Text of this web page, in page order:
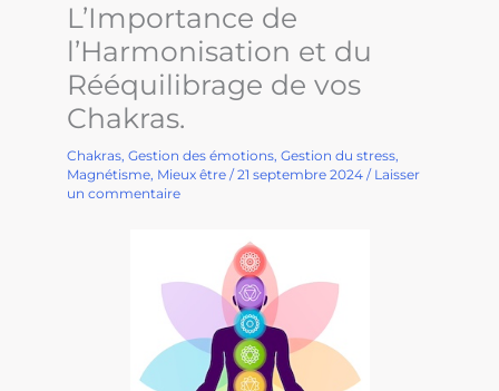
L’Importance de
l’Harmonisation et du
Rééquilibrage de vos
Chakras.
Chakras, Gestion des émotions, Gestion du stress,
Magnétisme, Mieux être /21 septembre 2024 / Laisser
un commentaire